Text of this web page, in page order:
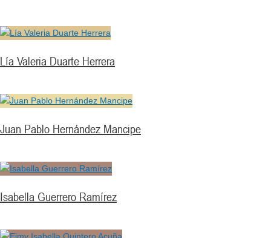
Lía Valeria Duarte Herrera
Juan Pablo Hernández Mancipe
Isabella Guerrero Ramírez